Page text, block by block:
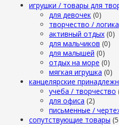
игрушки / товары для
для девочек (0)
творчество / логика
активный отдых (0)
для мальчиков (0)
для малышей (0)
отдых на море (0)
мягкая игрушка (0)
канцелярские
учеба / творчество
для офиса (2)
письменные /
сопутствующие товары